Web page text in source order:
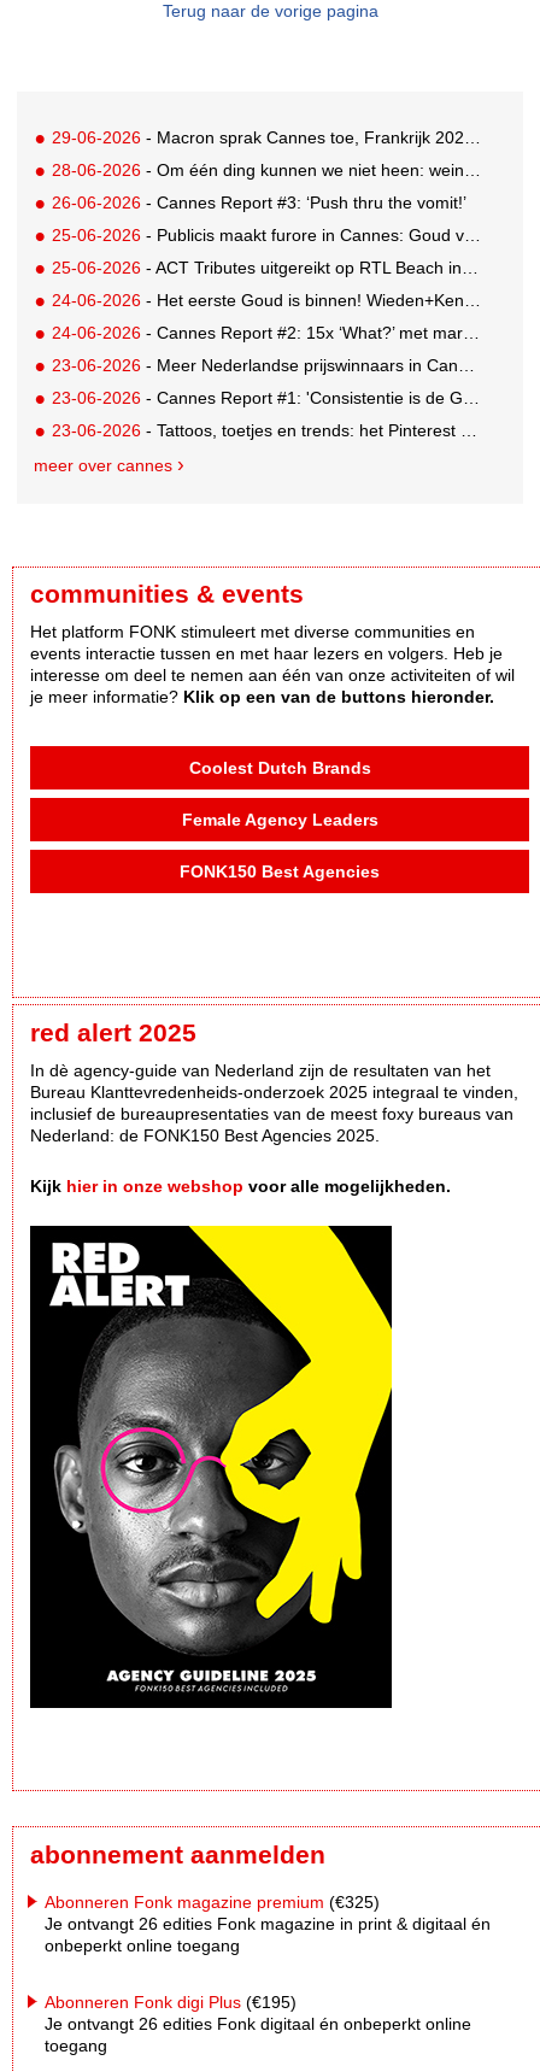
Terug naar de vorige pagina
29-06-2026 - Macron sprak Cannes toe, Frankrijk 2026 Creative Country of the Year
28-06-2026 - Om één ding kunnen we niet heen: weinig awards voor Nederland in drukbezocht Cannes
26-06-2026 - Cannes Report #3: ‘Push thru the vomit!’
25-06-2026 - Publicis maakt furore in Cannes: Goud voor Renault-campagne
25-06-2026 - ACT Tributes uitgereikt op RTL Beach in Cannes
24-06-2026 - Het eerste Goud is binnen! Wieden+Kennedy glanst met LEGO-campagne
24-06-2026 - Cannes Report #2: 15x ‘What?’ met marketing-enfant terrible Andrew Tindall
23-06-2026 - Meer Nederlandse prijswinnaars in Cannes: Brons en Zilver voor GUT
23-06-2026 - Cannes Report #1: 'Consistentie is de GOAT'
23-06-2026 - Tattoos, toetjes en trends: het Pinterest Manifestival zet inspiratie om in iets tastbaars
meer over cannes
communities & events
Het platform FONK stimuleert met diverse communities en
events interactie tussen en met haar lezers en volgers. Heb je
interesse om deel te nemen aan één van onze activiteiten of wil
je meer informatie? Klik op een van de buttons hieronder.
Coolest Dutch Brands
Female Agency Leaders
FONK150 Best Agencies
red alert 2025
In dè agency-guide van Nederland zijn de resultaten van het
Bureau Klanttevredenheids-onderzoek 2025 integraal te vinden,
inclusief de bureaupresentaties van de meest foxy bureaus van
Nederland: de FONK150 Best Agencies 2025.
Kijk hier in onze webshop voor alle mogelijkheden.
abonnement aanmelden
Abonneren Fonk magazine premium (€325)
Je ontvangt 26 edities Fonk magazine in print & digitaal én
onbeperkt online toegang
Abonneren Fonk digi Plus (€195)
Je ontvangt 26 edities Fonk digitaal én onbeperkt online
toegang